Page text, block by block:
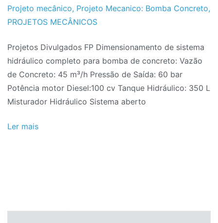
2020
Projeto mecânico, Projeto Mecanico: Bomba Concreto,
PROJETOS MECÂNICOS
Projetos Divulgados FP Dimensionamento de sistema
hidráulico completo para bomba de concreto: Vazão
de Concreto: 45 m³/h Pressão de Saída: 60 bar
Potência motor Diesel:100 cv Tanque Hidráulico: 350 L
Misturador Hidráulico Sistema aberto
Ler mais